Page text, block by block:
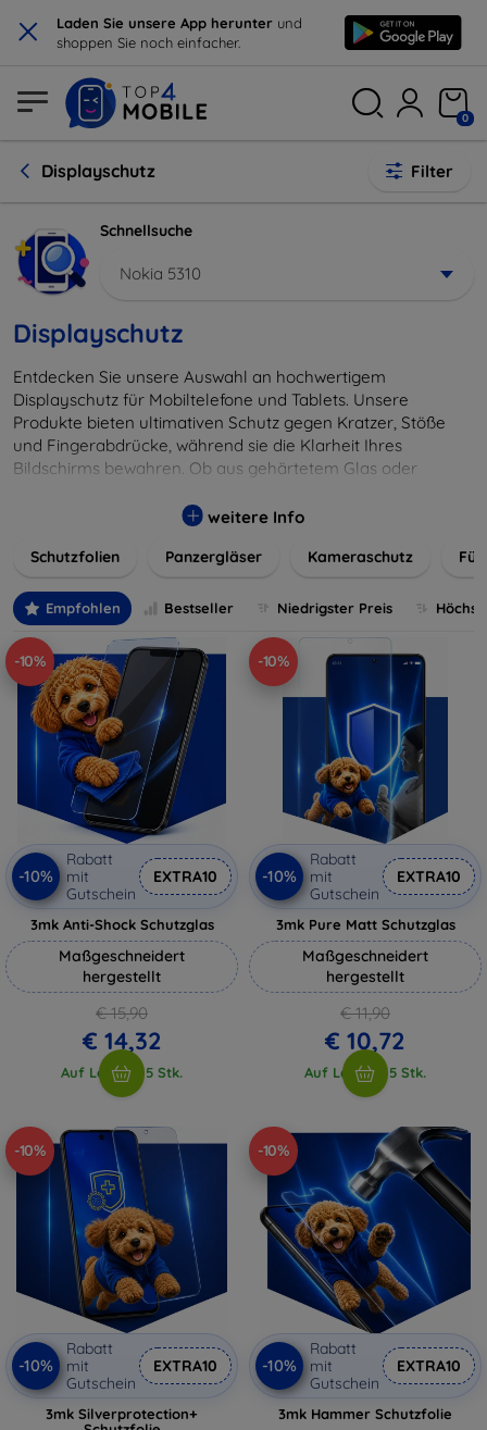
× Laden Sie unsere App herunter und
shoppen Sie noch einfacher.
0
Displayschutz Filter
Schnellsuche
Nokia 5310
Displayschutz
Entdecken Sie unsere Auswahl an hochwertigem
Displayschutz für Mobiltelefone und Tablets. Unsere
Produkte bieten ultimativen Schutz gegen Kratzer, Stöße
und Fingerabdrücke, während sie die Klarheit Ihres
Bildschirms bewahren. Ob aus gehärtetem Glas oder
installieren und passgenau für jedes Gerät, um eine
wertvolles Gerät mit unseren langlebigen und zuverlässigen
digitales Erlebnis.
weitere Info
Schutzfolien Panzergläser Kameraschutz
Empfohlen Bestseller Niedrigster Preis
-10%
-10%
Rabatt
mit
Gutschein
EXTRA10
3mk Anti-Shock Schutzglas
Maßgeschneidert
hergestellt
€ 15,90
€ 14,32
Auf Lager > 5 Stk.
-10%
-10%
Rabatt
mit
Gutschein
EXTRA10
3mk Pure Matt Schutzglas
Maßgeschneidert
hergestellt
€ 11,90
€ 10,72
Auf Lager > 5 Stk.
-10%
-10%
Rabatt
mit
Gutschein
EXTRA10
3mk Silverprotection+
-10%
-10%
Rabatt
mit
Gutschein
EXTRA10
3mk Hammer Schutzfolie